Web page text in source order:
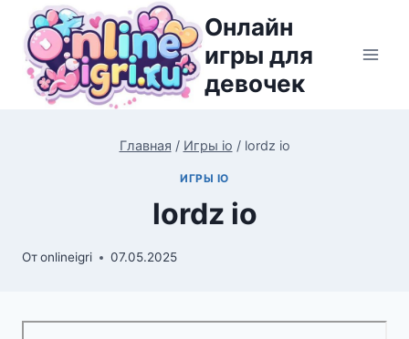
Перейти
содержимому
Онлайн
игры для
девочек
Главная / Игры io / lordz io
ИГРЫ IO
lordz io
Отonlineigri 07.05.2025